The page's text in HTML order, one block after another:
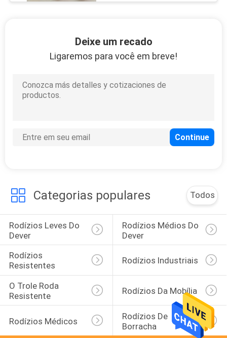
Deixe um recado
Ligaremos para você em breve!
Categorias populares Todos
Rodízios Leves Do
Dever
Rodízios Médios Do
Dever
Rodízios
Resistentes
Rodízios Industriais
O Trole Roda
Resistente
Rodízios Da Mobília
Rodízios Médicos
Rodízios De
Borracha